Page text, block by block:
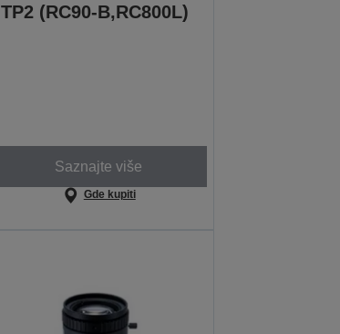
TP2 (RC90-B,RC800L)
Saznajte više
Gde kupiti